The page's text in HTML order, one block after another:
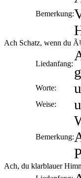
Bemerkung:
Ach Schatz, wenn du
Liedanfang:
Worte:
Weise:
Bemerkung:
Ach, du klarblauer